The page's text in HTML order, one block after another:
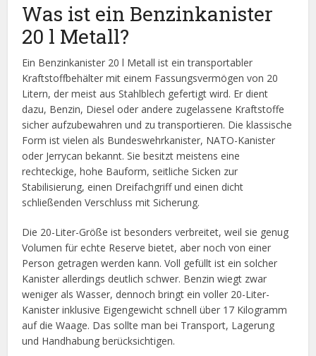
Was ist ein Benzinkanister
20 l Metall?
Ein Benzinkanister 20 l Metall ist ein transportabler
Kraftstoffbehälter mit einem Fassungsvermögen von 20
Litern, der meist aus Stahlblech gefertigt wird. Er dient
dazu, Benzin, Diesel oder andere zugelassene Kraftstoffe
sicher aufzubewahren und zu transportieren. Die klassische
Form ist vielen als Bundeswehrkanister, NATO-Kanister
oder Jerrycan bekannt. Sie besitzt meistens eine
rechteckige, hohe Bauform, seitliche Sicken zur
Stabilisierung, einen Dreifachgriff und einen dicht
schließenden Verschluss mit Sicherung.
Die 20-Liter-Größe ist besonders verbreitet, weil sie genug
Volumen für echte Reserve bietet, aber noch von einer
Person getragen werden kann. Voll gefüllt ist ein solcher
Kanister allerdings deutlich schwer. Benzin wiegt zwar
weniger als Wasser, dennoch bringt ein voller 20-Liter-
Kanister inklusive Eigengewicht schnell über 17 Kilogramm
auf die Waage. Das sollte man bei Transport, Lagerung
und Handhabung berücksichtigen.